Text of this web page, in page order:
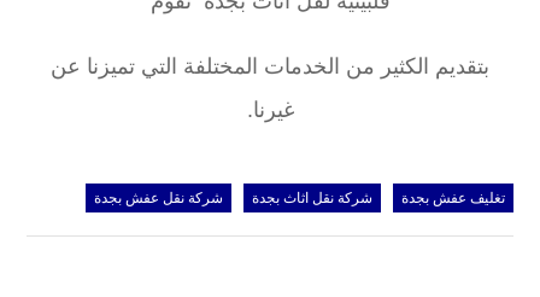
بتقديم الكثير من الخدمات المختلفة التي تميزنا عن
غيرنا.
تغليف عفش بجدة شركة نقل اثاث بجدة شركة نقل عفش بجدة